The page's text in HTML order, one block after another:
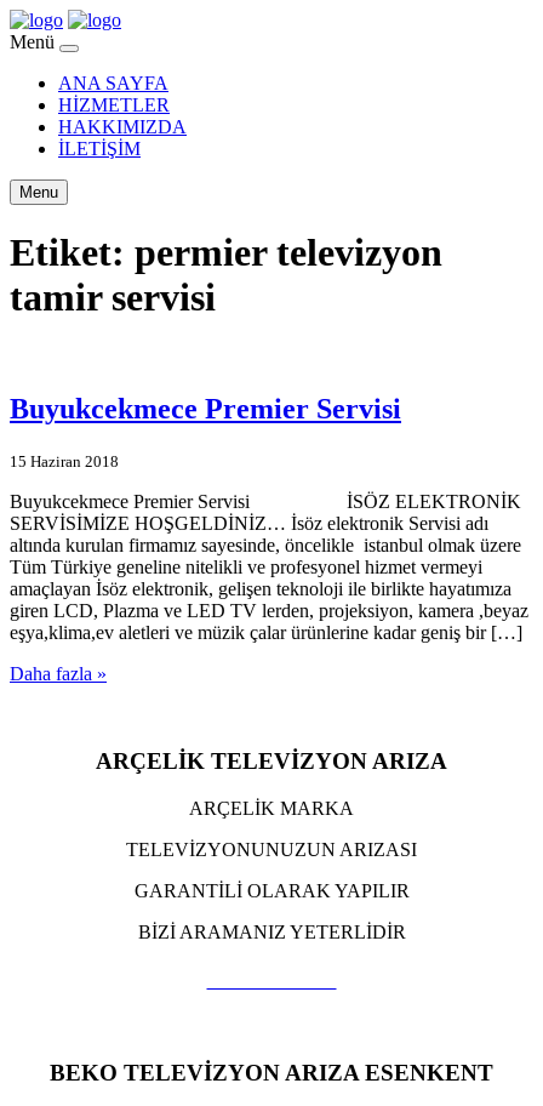
Menü
ANA SAYFA
HİZMETLER
HAKKIMIZDA
İLETİŞİM
Menu
Etiket: permier televizyon
tamir servisi
Buyukcekmece Premier Servisi
15 Haziran 2018
Buyukcekmece Premier Servisi İSÖZ ELEKTRONİK
SERVİSİMİZE HOŞGELDİNİZ… İsöz elektronik Servisi adı
altında kurulan firmamız sayesinde, öncelikle istanbul olmak üzere
Tüm Türkiye geneline nitelikli ve profesyonel hizmet vermeyi
amaçlayan İsöz elektronik, gelişen teknoloji ile birlikte hayatımıza
giren LCD, Plazma ve LED TV lerden, projeksiyon, kamera ,beyaz
eşya,klima,ev aletleri ve müzik çalar ürünlerine kadar geniş bir […]
Daha fazla »
ARÇELİK TELEVİZYON ARIZA
ARÇELİK MARKA
TELEVİZYONUNUZUN ARIZASI
GARANTİLİ OLARAK YAPILIR
BİZİ ARAMANIZ YETERLİDİR
BEKO TELEVİZYON ARIZA ESENKENT